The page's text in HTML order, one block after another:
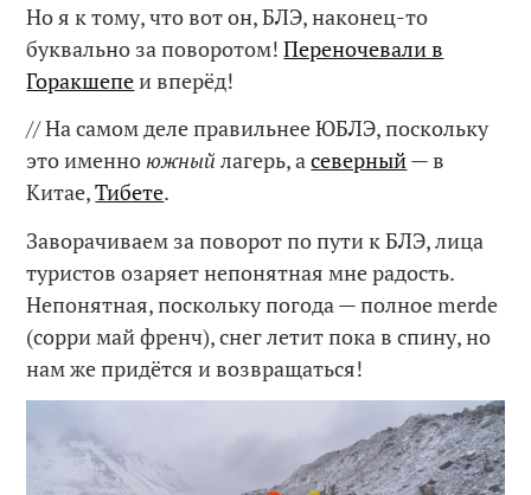
Но я к тому, что вот он, БЛЭ, наконец-то
буквально за поворотом!Переночевали в
Горакшепеи вперёд!
// На самом деле правильнее ЮБЛЭ, поскольку
это именноюжный лагерь, асеверный— в
Китае,Тибете.
Заворачиваем за поворот по пути к БЛЭ, лица
туристов озаряет непонятная мне радость.
Непонятная, поскольку погода — полное merde
(сорри май френч), снег летит пока в спину, но
нам же придётся и возвращаться!